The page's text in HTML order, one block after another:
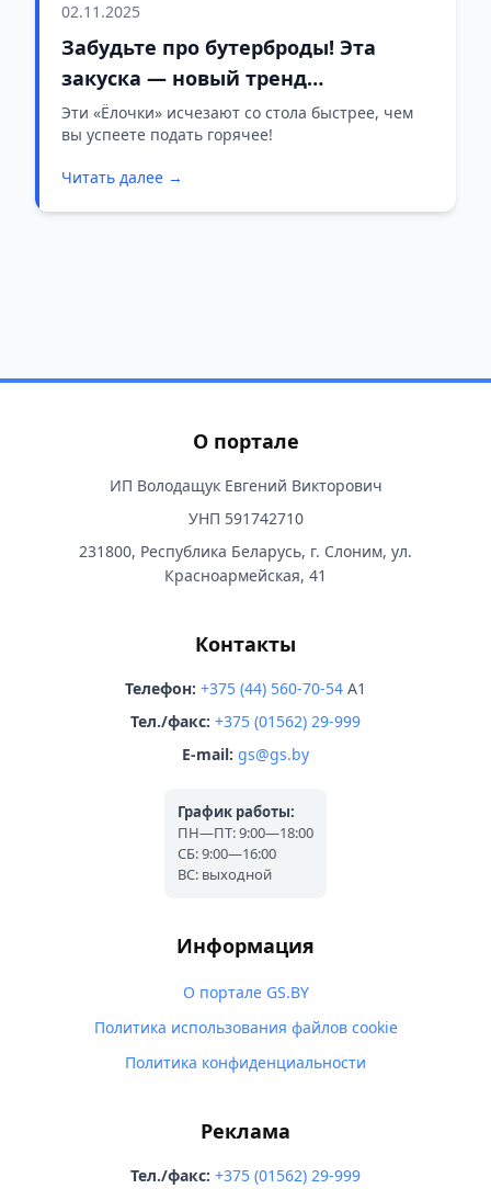
02.11.2025
Забудьте про бутерброды! Эта
закуска — новый тренд
новогоднего стола
Эти «Ёлочки» исчезают со стола быстрее, чем
вы успеете подать горячее!
Читать далее →
О портале
ИП Володащук Евгений Викторович
УНП 591742710
231800, Республика Беларусь, г. Слоним, ул.
Красноармейская, 41
Контакты
Телефон: +375 (44) 560-70-54 A1
Тел./факс: +375 (01562) 29-999
E-mail: gs@gs.by
График работы:
ПН—ПТ: 9:00—18:00
СБ: 9:00—16:00
ВС: выходной
Информация
О портале GS.BY
Политика использования файлов cookie
Политика конфиденциальности
Реклама
Тел./факс: +375 (01562) 29-999